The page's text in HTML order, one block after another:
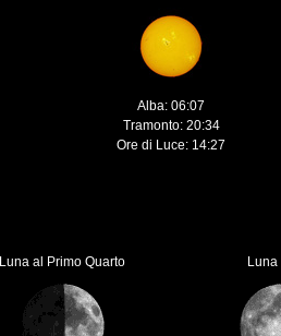
Alba: 06:07
Tramonto: 20:34
Ore di Luce: 14:27
Luna al Primo Quarto